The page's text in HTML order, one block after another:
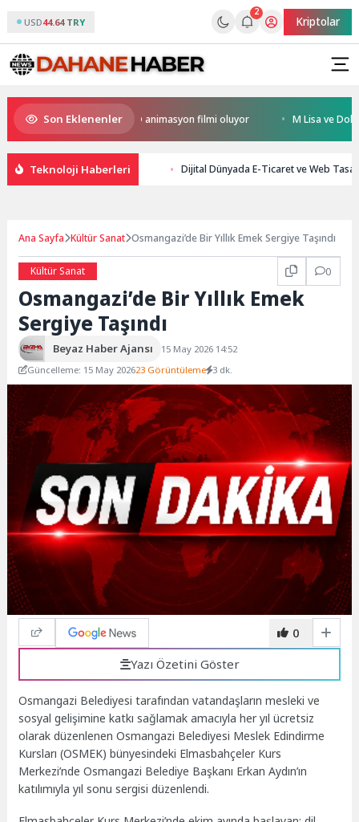
USD44.64 TRY
2
Kriptolar
Son Eklenenler
Kral Türkiye’nin ilk IMAX® animasyon filmi oluyor M Lisa ve Dolu
Teknoloji Haberleri Dijital Dünyada E-Ticaret ve Web
Ana Sayfa Kültür Sanat Osmangazi’de Bir Yıllık Emek Sergiye Taşındı
Kültür Sanat 0
Osmangazi’de Bir Yıllık Emek
Sergiye Taşındı
Beyaz Haber Ajansı
15 May 2026 14:52
Güncelleme: 15 May 202623 Görüntüleme 3 dk.
0
Yazı Özetini Göster
Osmangazi Belediyesi tarafından vatandaşların mesleki ve
sosyal gelişimine katkı sağlamak amacıyla her yıl ücretsiz
olarak düzenlenen Osmangazi Belediyesi Meslek Edindirme
Kursları (OSMEK) bünyesindeki Elmasbahçeler Kurs
Merkezi’nde Osmangazi Belediye Başkanı Erkan Aydın’ın
katılımıyla yıl sonu sergisi düzenlendi.